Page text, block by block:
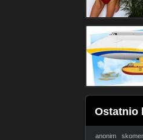
Ostatnio
anonim